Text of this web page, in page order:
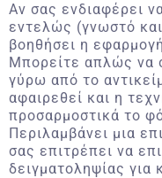
Αν σας ενδιαφέρει
εντελώς (γνωστό
βοηθήσει η
Μπορείτε απλώς να
γύρω από το
αφαιρεθεί και η
προσαρμοστικά το
Περιλαμβάνει μια
σας επιτρέπει να
δειγματοληψίας για